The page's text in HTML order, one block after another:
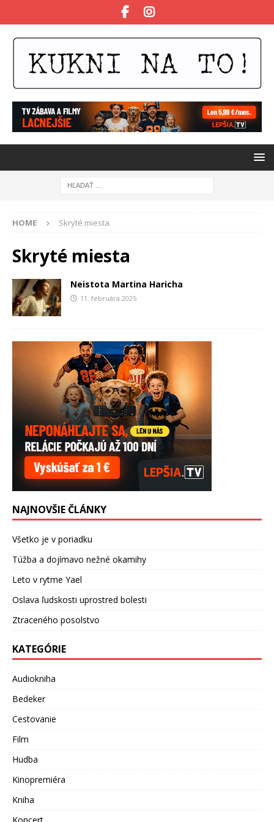
HOME Skryté miesta
Skryté miesta
Neistota Martina Haricha
11. februára 2025
NAJNOVŠIE ČLÁNKY
Všetko je v poriadku
Túžba a dojímavo nežné okamihy
Leto v rytme Yael
Oslava ľudskosti uprostred bolesti
Ztraceného posolstvo
KATEGÓRIE
Audiokniha
Bedeker
Cestovanie
Film
Hudba
Kinopremiéra
Kniha
Koncert